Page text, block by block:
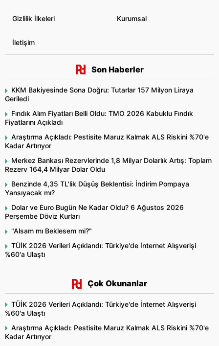
Gizlilik İlkeleri Kurumsal
İletişim
Son Haberler
KKM Bakiyesinde Sona Doğru: Tutarlar 157 Milyon Liraya
Geriledi
Fındık Alım Fiyatları Belli Oldu: TMO 2026 Kabuklu Fındık
Fiyatlarını Açıkladı
Araştırma Açıkladı: Pestisite Maruz Kalmak ALS Riskini %70'e
Kadar Artırıyor
Merkez Bankası Rezervlerinde 1,8 Milyar Dolarlık Artış: Toplam
Rezerv 164,4 Milyar Dolar Oldu
Benzinde 4,35 TL'lik Düşüş Beklentisi: İndirim Pompaya
Yansıyacak mı?
Dolar ve Euro Bugün Ne Kadar Oldu? 6 Ağustos 2026
Perşembe Döviz Kurları
"Alsam mı Beklesem mi?"
TÜİK 2026 Verileri Açıklandı: Türkiye'de İnternet Alışverişi
%60'a Ulaştı
Çok Okunanlar
TÜİK 2026 Verileri Açıklandı: Türkiye'de İnternet Alışverişi
%60'a Ulaştı
Araştırma Açıkladı: Pestisite Maruz Kalmak ALS Riskini %70'e
Kadar Artırıyor